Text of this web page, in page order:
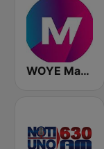
WOYE Magic 97.3 FM